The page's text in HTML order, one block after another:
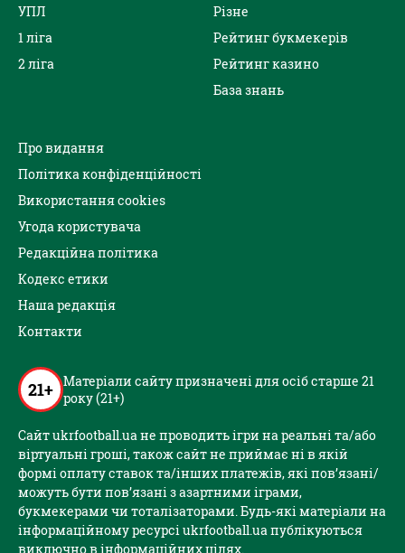
УПЛ
1 ліга
2 ліга
Різне
Рейтинг букмекерів
Рейтинг казино
База знань
Про видання
Політика конфіденційності
Використання cookies
Угода користувача
Редакційна політика
Кодекс етики
Наша редакція
Контакти
21+ Матеріали сайту призначені для осіб старше 21
року (21+)
Сайт ukrfootball.ua не проводить ігри на реальні та/або
віртуальні гроші, також сайт не приймає ні в якій
формі оплату ставок та/інших платежів, які пов’язані/
можуть бути пов’язані з азартними іграми,
букмекерами чи тоталізаторами. Будь-які матеріали на
інформаційному ресурсі ukrfootball.ua публікуються
виключно в інформаційних цілях.